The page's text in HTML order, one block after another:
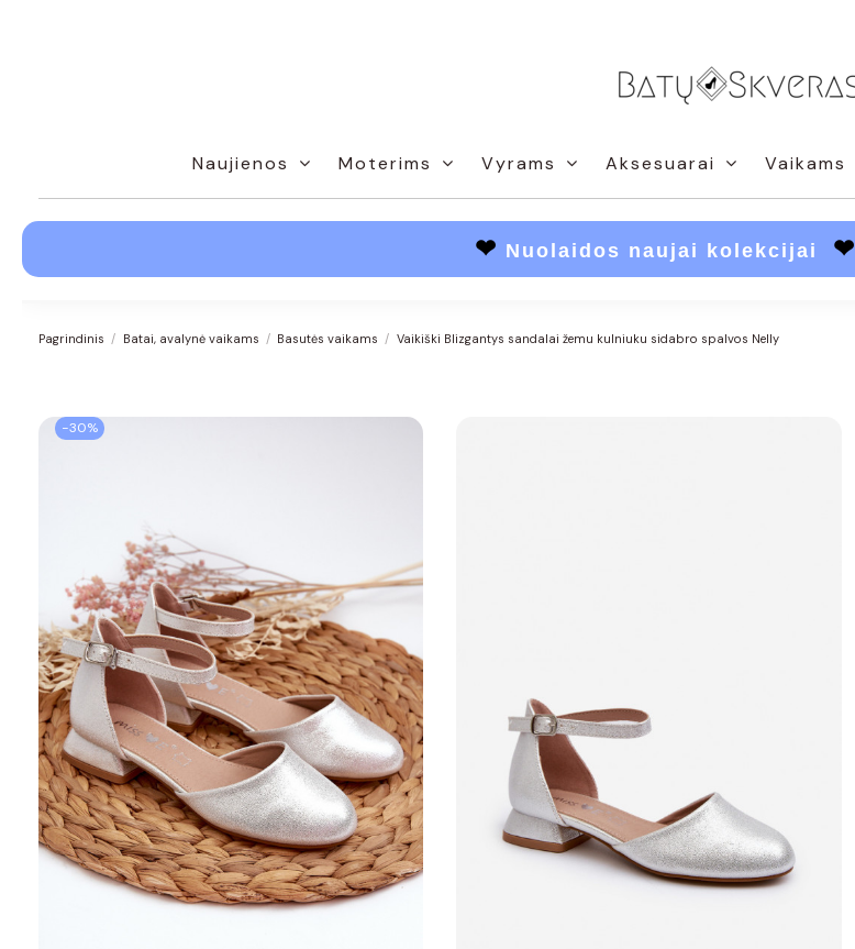
Naujienos Moterims Vyrams Aksesuarai Vaikams
❤ Nuolaidos naujai kolekcijai ❤
Pagrindinis Batai, avalynė vaikams Basutės vaikams Vaikiški Blizgantys sandalai žemu kulniuku sidabro spalvos Nelly
−30%